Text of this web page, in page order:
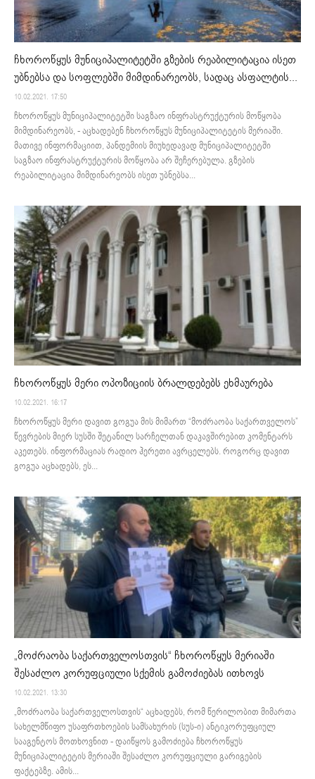
ჩხოროწყუს მუნიციპალიტეტში გზების რეაბილიტაცია ისეთ
უბნებსა და სოფლებში მიმდინარეობს, სადაც ასფალტის...
10.02.2021. 17:50
ჩხოროწყუს მუნიციპალიტეტში საგზაო ინფრასტრუქტურის მოწყობა
მიმდინარეობს, - აცხადებენ ჩხოროწყუს მუნიციპალიტეტის მერიაში.
მათივე ინფორმაციით, პანდემიის მიუხედავად მუნიციპალიტეტში
საგზაო ინფრასტრუქტურის მოწყობა არ შეჩერებულა. გზების
რეაბილიტაცია მიმდინარეობს ისეთ უბნებსა...
ჩხოროწყუს მერი ოპოზიციის ბრალდებებს ეხმაურება
10.02.2021. 16:17
ჩხოროწყუს მერი დავით გოგუა მის მიმართ “მოძრაობა საქართველოს”
წევრების მიერ სუსში შეტანილ სარჩელთან დაკავშირებით კომენტარს
აკეთებს. ინფორმაციას რადიო ჰერეთი ავრცელებს. როგორც დავით
გოგუა აცხადებს, ეს...
„მოძრაობა საქართველოსთვის“ ჩხოროწყუს მერიაში
შესაძლო კორუფციული სქემის გამოძიებას ითხოვს
10.02.2021. 13:30
„მოძრაობა საქართველოსთვის“ აცხადებს, რომ წერილობით მიმართა
სახელმწიფო უსაფრთხოების სამსახურის (სუს-ი) ანტიკორუფციულ
სააგენტოს მოთხოვნით - დაიწყოს გამოძიება ჩხოროწყუს
მუნიციპალიტეტის მერიაში შესაძლო კორუფციული გარიგების
ფაქტებზე. ამის...